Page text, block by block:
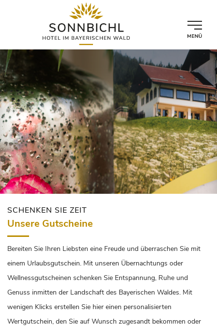
SCHENKEN SIE ZEIT
Unsere Gutscheine
Bereiten Sie Ihren Liebsten eine Freude und überraschen Sie mit
einem Urlaubsgutschein. Mit unseren Übernachtungs oder
Wellnessgutscheinen schenken Sie Entspannung, Ruhe und
Genuss inmitten der Landschaft des Bayerischen Waldes. Mit
wenigen Klicks erstellen Sie hier einen personalisierten
Wertgutschein, den Sie auf Wunsch zugesandt bekommen oder